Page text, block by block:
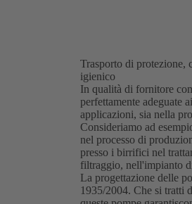
Trasporto di protezione,
igienico
In qualità di fornitore
perfettamente adeguate
applicazioni, sia nella
Consideriamo ad
nel processo di
presso i birrifici nel
filtraggio, nell'impianto
La progettazione delle
1935/2004. Che si tratti